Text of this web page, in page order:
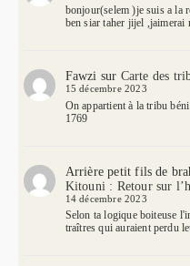
bonjour(selem )je suis a la
ben siar taher jijel
Fawzi sur Carte des
15 décembre 2023
On appartient à la tribu
1769
Arrière petit fils de
Kitouni : Retour sur
14 décembre 2023
Selon ta logique boiteuse
traîtres qui auraient perdu